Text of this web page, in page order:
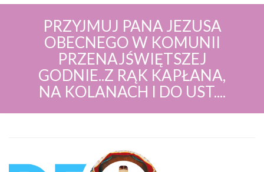
PRZYJMUJ PANA JEZUSA
OBECNEGO W KOMUNII
PRZENAJŚWIĘTSZEJ
GODNIE..Z RĄK KAPŁANA,
NA KOLANACH I DO UST....